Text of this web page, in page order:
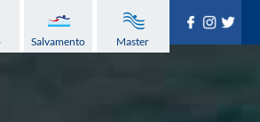
Salvamento Master